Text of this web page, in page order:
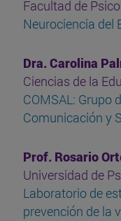
Facultad de
Neurociencia del
Dra. Carolina
Ciencias de la
COMSAL: Grupo
Comunicación y
Prof. Rosario
Universidad de
Laboratorio de
prevención de la